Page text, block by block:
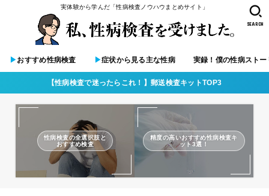
実体験から学んだ「性病検査ノウハウまとめサイト」
▶︎おすすめ性病検査 ▶︎症状から見る主な性病 実録！僕の性病ストー
SEARCH
【性病検査で迷ったらこれ！】郵送検査キットTOP3
性病検査の全選択肢と
おすすめ検査
精度の高いおすすめ性病検査キ
ット3選！